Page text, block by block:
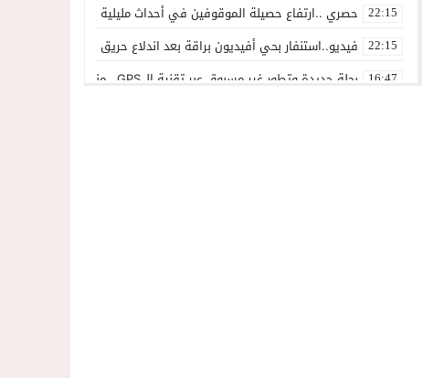
22:15 حصري ..ارتفاع حصيلة الموقوفين في أحداث مليلية إلى 82 شخصًا وتحقيقات تقود إلى متابعات جنائية ثقيلة
22:15 فيديو..استنفار بحي أفيديون براقة بعد اندلاع حريق داخل ضيعة فلاحية
16:47 بحلة جديدة وتطور غير مسبوق عبر تقنية الـ GPS.. منصة “مرحباناظور” تعزز مكانتها كوجهة أولى لسكان إقليمي الناظور والدريوش